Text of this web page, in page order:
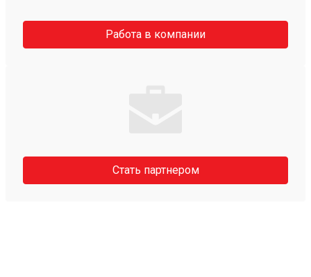
Работа в компании
Стать партнером